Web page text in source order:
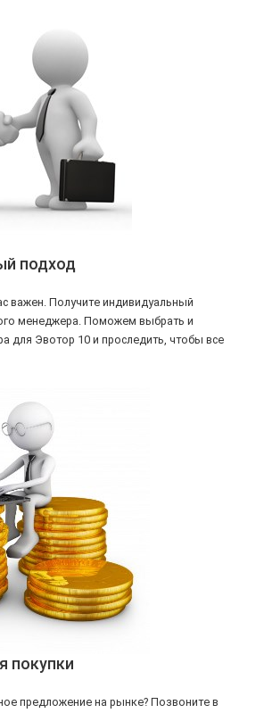
подход
важен. Получите индивидуальный
менеджера. Поможем выбрать и
для Эвотор 10 и проследить, чтобы все
покупки
предложение на рынке? Позвоните в